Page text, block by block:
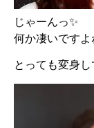
じゃーんっ✨
何か凄いですよ
とっても変身し